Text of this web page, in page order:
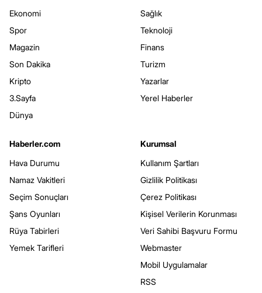
Ekonomi
Spor
Magazin
Son Dakika
Kripto
3.Sayfa
Dünya
Sağlık
Teknoloji
Finans
Turizm
Yazarlar
Yerel Haberler
Haberler.com
Hava Durumu
Namaz Vakitleri
Seçim Sonuçları
Şans Oyunları
Rüya Tabirleri
Yemek Tarifleri
Kurumsal
Kullanım Şartları
Gizlilik Politikası
Çerez Politikası
Kişisel Verilerin Korunması
Veri Sahibi Başvuru Formu
Webmaster
Mobil Uygulamalar
RSS